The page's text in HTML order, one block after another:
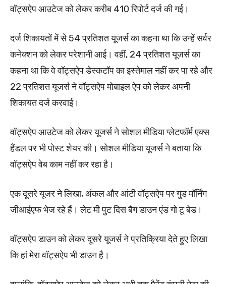
वॉट्सऐप आउटेज को लेकर करीब 410 रिपोर्ट दर्ज की गई।
दर्ज शिकायतों में से 54 प्रतिशत यूजर्स का कहना था कि उन्हें सर्वर
कनेक्शन को लेकर परेशानी आई। वहीं, 24 प्रतिशत यूजर्स का
कहना था कि वे वॉट्सऐप डेस्कटॉप का इस्तेमाल नहीं कर पा रहे और
22 प्रतिशत यूजर्स ने वॉट्सऐप मोबाइल ऐप को लेकर अपनी
शिकायत दर्ज करवाई।
वॉट्सऐप आउटेज को लेकर यूजर्स ने सोशल मीडिया प्लेटफॉर्म एक्स
हैंडल पर भी पोस्ट शेयर की। सोशल मीडिया यूजर्स ने बताया कि
वॉट्सऐप वेब काम नहीं कर रहा है।
एक दूसरे यूजर ने लिखा, अंकल और आंटी वॉट्सऐप पर गुड मॉर्निंग
जीआईएफ भेज रहे हैं। लेट मी पुट दिस बैग डाउन एंड गो टू बेड।
वॉट्सऐप डाउन को लेकर दूसरे यूजर्स ने प्रतिक्रिया देते हुए लिखा
कि हां मेरा वॉट्सऐप भी डाउन है।